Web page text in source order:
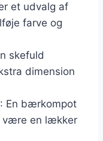
et udvalg af
farve og
skefuld
dimension
: En bærkompot
være en lækker